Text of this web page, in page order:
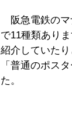
阪急電鉄のマ
で11種類あり
紹介していた
「普通のポス
た。